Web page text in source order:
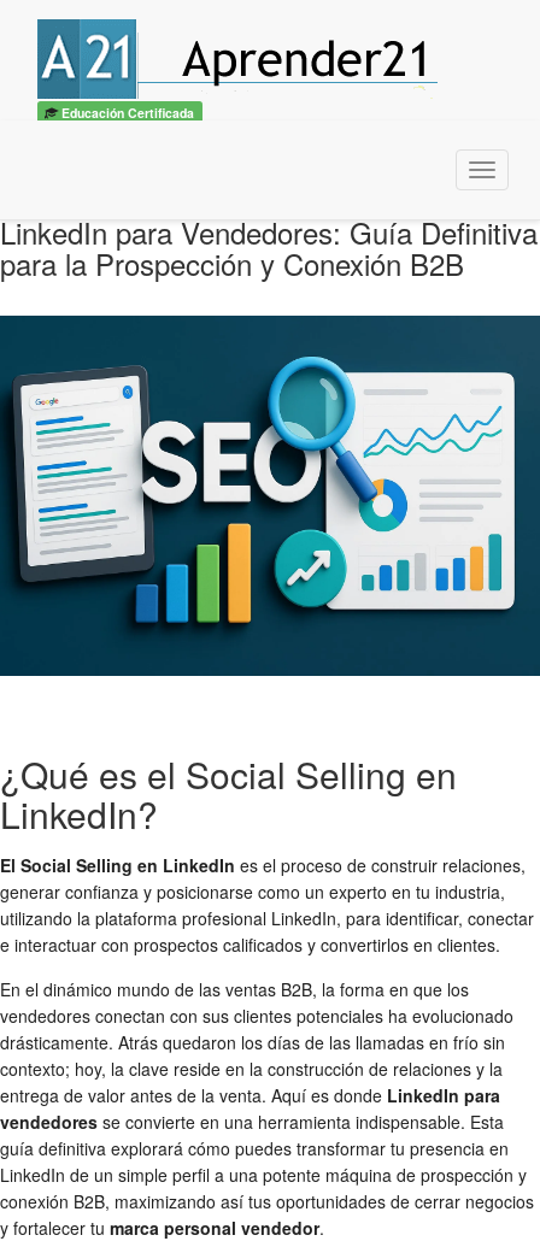
Educación Certificada
Menu
LinkedIn para Vendedores: Guía Definitiva
para la Prospección y Conexión B2B
¿Qué es el Social Selling en
LinkedIn?
El Social Selling en LinkedIn es el proceso de construir relaciones,
generar confianza y posicionarse como un experto en tu industria,
utilizando la plataforma profesional LinkedIn, para identificar, conectar
e interactuar con prospectos calificados y convertirlos en clientes.
En el dinámico mundo de las ventas B2B, la forma en que los
vendedores conectan con sus clientes potenciales ha evolucionado
drásticamente. Atrás quedaron los días de las llamadas en frío sin
contexto; hoy, la clave reside en la construcción de relaciones y la
entrega de valor antes de la venta. Aquí es donde LinkedIn para
vendedores se convierte en una herramienta indispensable. Esta
guía definitiva explorará cómo puedes transformar tu presencia en
LinkedIn de un simple perfil a una potente máquina de prospección y
conexión B2B, maximizando así tus oportunidades de cerrar negocios
y fortalecer tu marca personal vendedor.